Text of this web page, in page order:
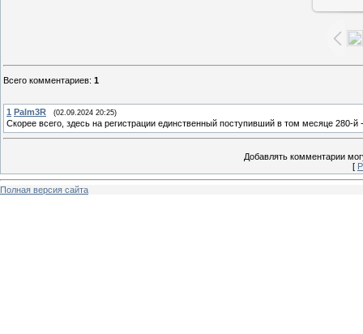
Всего комментариев: 1
1 Palm3R (02.09.2024 20:25)
Скорее всего, здесь на регистрации единственный поступивший в том месяце
Добавлять комментарии
[
Полная версия сайта